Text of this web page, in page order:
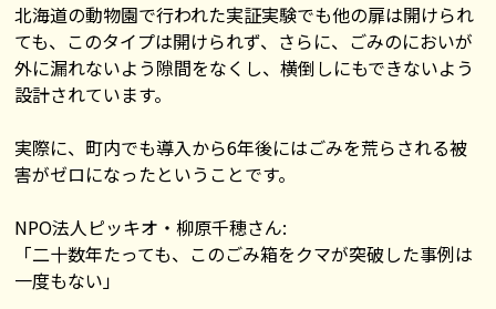
北海道の動物園で行われた実証実験でも他の扉は開けられ
ても、このタイプは開けられず、さらに、ごみのにおいが
外に漏れないよう隙間をなくし、横倒しにもできないよう
設計されています。
実際に、町内でも導入から6年後にはごみを荒らされる被
害がゼロになったということです。
NPO法人ピッキオ・柳原千穂さん:
「二十数年たっても、このごみ箱をクマが突破した事例は
一度もない」